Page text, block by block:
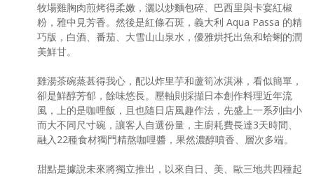
牧場雞胸肉煎烤得柔嫩，灑以炒麵包碎、巴西里與卡宴紅椒
粉，雅中見芳香。然後是紅條石斑，義大利 Aqua Passa 的精
巧版，白酒、番茄、大雪山山泉水，優雅烘托出魚和蛤蜊的潤
美鮮甘。
雞湯茶碗蒸甚得我心，配以炸里芋和蘆筍冰淇淋，看似簡單，
卻是鮮醇芳郁，餘味悠長。壓軸則採擷日本創作料理近年流
風，上的是咖哩飯，且也隨日店風趣作法，先盛上一系列由小
而大不同尺寸碗，讓客人自選份量，主廚耗費長達3天時間、
融入22種食材獨門精熬咖哩醬，果然濃醇噴香、層次多端。
甜點是據說未來將獨立推出，以來自日、美、歐三地共四種起